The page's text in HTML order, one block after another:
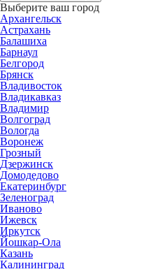
Выберите ваш город
Архангельск
Астрахань
Балашиха
Барнаул
Белгород
Брянск
Владивосток
Владикавказ
Владимир
Волгоград
Вологда
Воронеж
Грозный
Дзержинск
Домодедово
Екатеринбург
Зеленоград
Иваново
Ижевск
Иркутск
Йошкар-Ола
Казань
Калининград